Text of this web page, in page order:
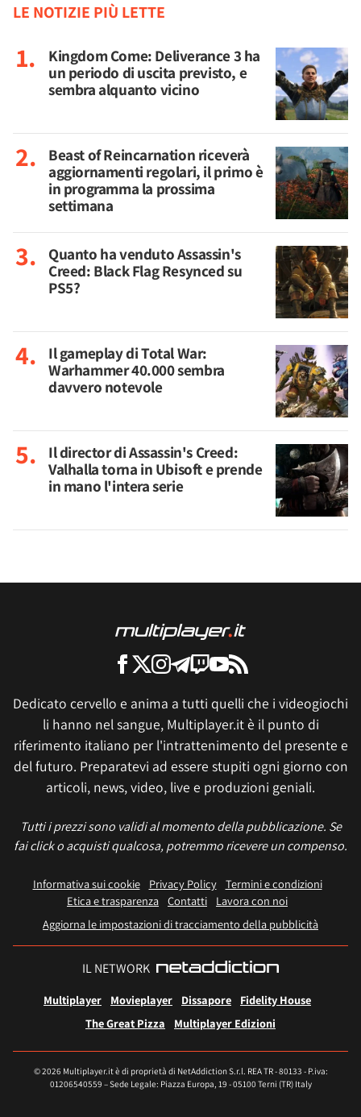
LE NOTIZIE PIÙ LETTE
Kingdom Come: Deliverance 3 ha
un periodo di uscita previsto, e
sembra alquanto vicino
Beast of Reincarnation riceverà
aggiornamenti regolari, il primo è
in programma la prossima
settimana
Quanto ha venduto Assassin's
Creed: Black Flag Resynced su
PS5?
Il gameplay di Total War:
Warhammer 40.000 sembra
davvero notevole
Il director di Assassin's Creed:
Valhalla torna in Ubisoft e prende
in mano l'intera serie
Dedicato cervello e anima a tutti quelli che i videogiochi
li hanno nel sangue, Multiplayer.it è il punto di
riferimento italiano per l'intrattenimento del presente e
del futuro. Preparatevi ad essere stupiti ogni giorno con
articoli, news, video, live e produzioni geniali.
Tutti i prezzi sono validi al momento della pubblicazione. Se
fai click o acquisti qualcosa, potremmo ricevere un compenso.
Informativa sui cookie Privacy Policy
Termini e condizioni
Etica e trasparenza Contatti
Lavora con noi
Aggiorna le impostazioni di tracciamento della pubblicità
IL NETWORK
Multiplayer Movieplayer Dissapore
Fidelity House
The Great Pizza
Multiplayer Edizioni
© 2026 Multiplayer.it è di proprietà di NetAddiction S.r.l. REA TR - 80133 - P.iva:
01206540559 – Sede Legale: Piazza Europa, 19 - 05100 Terni (TR) Italy